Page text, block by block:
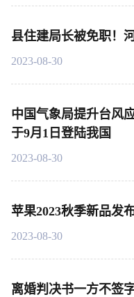
县住建局长被免职！
2023-08-30
中国气象局提升台风
于9月1日登陆我国
2023-08-30
苹果2023秋季新品发
2023-08-30
离婚判决书一方不签